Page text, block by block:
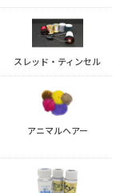
スレッド・ティンセル
アニマルヘアー